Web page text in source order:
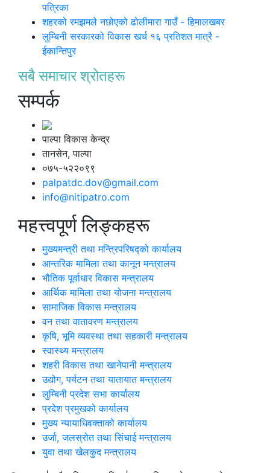
पत्रिका
शहरको रमझमले नछोएको ढोलीमारा गाउँ - हिमालखबर
लुम्बिनी सरकारको विकास खर्च १६ प्रतिशत मात्रै -
ईकान्तिपुर
सबै समाचार श्रोतहरू
सम्पर्क
पाल्पा विकास केन्द्र
तानसेन, पाल्पा
०७५-५२२०९९
palpatdc.dov@gmail.com
info@nitipatro.com
महत्त्वपूर्ण लिङ्कहरू
मुख्यमन्त्री तथा मन्त्रिपरिषद्को कार्यालय
आन्तरिक मामिला तथा कानून मन्त्रालय
भौतिक पूर्वाधार विकास मन्त्रालय
आर्थिक मामिला तथा योजना मन्त्रालय
सामाजिक विकास मन्त्रालय
वन तथा वातावरण मन्त्रालय
कृषि, भूमि व्यवस्था तथा सहकारी मन्त्रालय
स्वास्थ्य मन्त्रालय
शहरी विकास तथा खानेपानी मन्त्रालय
उद्योग, पर्यटन तथा यातायात मन्त्रालय
लुम्बिनी प्रदेश सभा कार्यालय
प्रदेश प्रमुखको कार्यालय
मुख्य न्यायाधिवक्ताको कार्यालय
उर्जा, जलस्रोत तथा सिंचाई मन्त्रालय
युवा तथा खेलकुद मन्त्रालय